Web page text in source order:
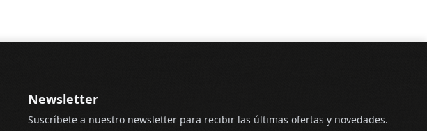
Newsletter
Suscríbete a nuestro newsletter para recibir las últimas ofertas y novedades.